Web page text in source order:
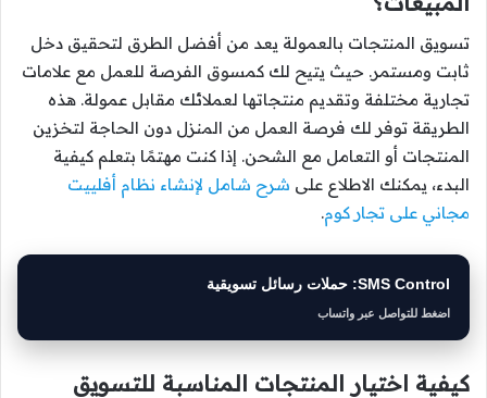
تسويق المنتجات بالعمولة يعد من أفضل الطرق لتحقيق دخل
ثابت ومستمر. حيث يتيح لك كمسوق الفرصة للعمل مع علامات
تجارية مختلفة وتقديم منتجاتها لعملائك مقابل عمولة. هذه
الطريقة توفر لك فرصة العمل من المنزل دون الحاجة لتخزين
المنتجات أو التعامل مع الشحن. إذا كنت مهتمًا بتعلم كيفية
البدء، يمكنك الاطلاع على شرح شامل لإنشاء نظام أفلييت
مجاني على تجار كوم.
SMS Control: حملات رسائل تسويقية
اضغط للتواصل عبر واتساب
كيفية اختيار المنتجات المناسبة للتسويق